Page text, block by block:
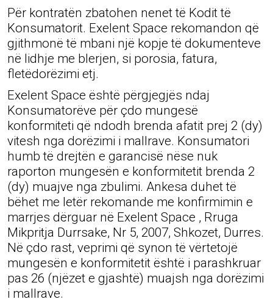
Për kontratën zbatohen nenet të Kodit të
Konsumatorit. Exelent Space rekomandon që
gjithmonë të mbani një kopje të dokumenteve
në lidhje me blerjen, si porosia, fatura,
fletëdorëzimi etj.
Exelent Space është përgjegjës ndaj
Konsumatorëve për çdo mungesë
konformiteti që ndodh brenda afatit prej 2 (dy)
vitesh nga dorëzimi i mallrave. Konsumatori
humb të drejtën e garancisë nëse nuk
raporton mungesën e konformitetit brenda 2
(dy) muajve nga zbulimi. Ankesa duhet të
bëhet me letër rekomande me konfirmimin e
marrjes dërguar në Exelent Space , Rruga
Mikpritja Durrsake, Nr 5, 2007, Shkozet, Durres.
Në çdo rast, veprimi që synon të vërtetojë
mungesën e konformitetit është i parashkruar
pas 26 (njëzet e gjashtë) muajsh nga dorëzimi
i mallrave.